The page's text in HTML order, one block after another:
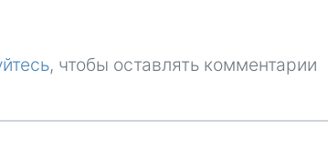
, чтобы оставлять комментарии